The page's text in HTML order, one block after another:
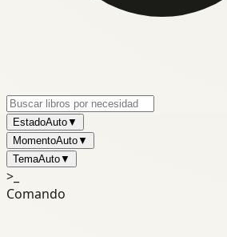
EstadoAuto▼
MomentoAuto▼
TemaAuto▼
>_
Comando